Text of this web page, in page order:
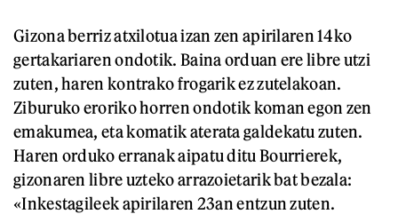
Gizona berriz atxilotua izan zen apirilaren 14ko
gertakariaren ondotik. Baina orduan ere libre utzi
zuten, haren kontrako frogarik ez zutelakoan.
Ziburuko eroriko horren ondotik koman egon zen
emakumea, eta komatik aterata galdekatu zuten.
Haren orduko erranak aipatu ditu Bourrierek,
gizonaren libre uzteko arrazoietarik bat bezala:
«Inkestagileek apirilaren 23an entzun zuten.